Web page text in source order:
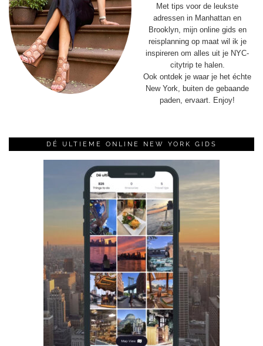
Met tips voor de leukste
adressen in Manhattan en
Brooklyn, mijn online gids en
reisplanning op maat wil ik je
inspireren om alles uit je NYC-
citytrip te halen.
Ook ontdek je waar je het échte
New York, buiten de gebaande
paden, ervaart. Enjoy!
DÉ ULTIEME ONLINE NEW YORK GIDS